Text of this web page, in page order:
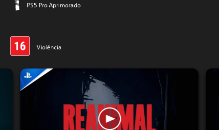
PS5 Pro Aprimorado
Violência